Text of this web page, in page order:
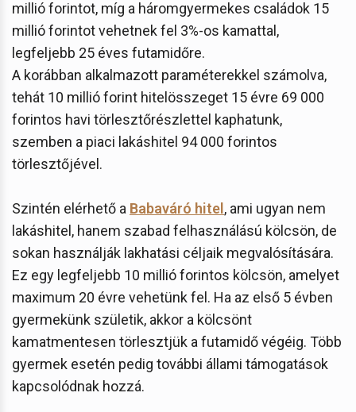
millió forintot, míg a háromgyermekes családok 15
millió forintot vehetnek fel 3%-os kamattal,
legfeljebb 25 éves futamidőre.
A korábban alkalmazott paraméterekkel számolva,
tehát 10 millió forint hitelösszeget 15 évre 69 000
forintos havi törlesztőrészlettel kaphatunk,
szemben a piaci lakáshitel 94 000 forintos
törlesztőjével.
Szintén elérhető a Babaváró hitel , ami ugyan nem
lakáshitel, hanem szabad felhasználású kölcsön, de
sokan használják lakhatási céljaik megvalósítására.
Ez egy legfeljebb 10 millió forintos kölcsön, amelyet
maximum 20 évre vehetünk fel. Ha az első 5 évben
gyermekünk születik, akkor a kölcsönt
kamatmentesen törlesztjük a futamidő végéig. Több
gyermek esetén pedig további állami támogatások
kapcsolódnak hozzá.